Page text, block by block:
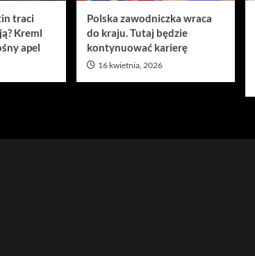
traci
Kreml
apel
Polska zawodniczka wraca
do kraju. Tutaj będzie
kontynuować karierę
16 kwietnia, 2026